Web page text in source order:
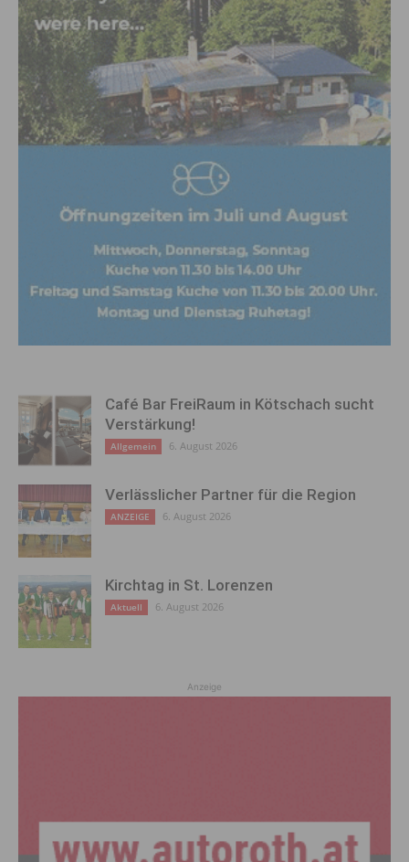
Café Bar FreiRaum in Kötschach sucht
Verstärkung!
Allgemein 6. August 2026
Verlässlicher Partner für die Region
ANZEIGE 6. August 2026
Kirchtag in St. Lorenzen
Aktuell 6. August 2026
Anzeige